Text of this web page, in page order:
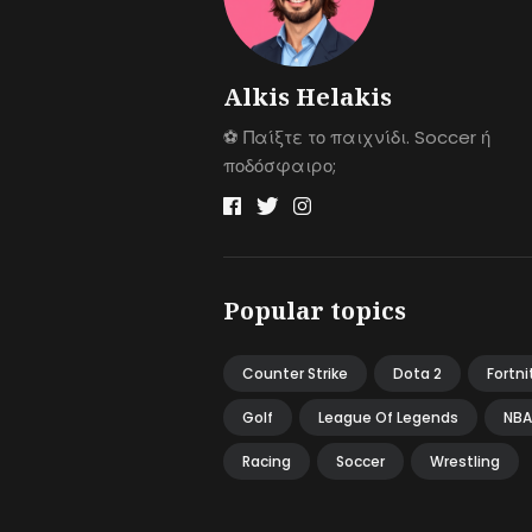
Alkis Helakis
⚽️ Παίξτε το παιχνίδι. Soccer ή
ποδόσφαιρο;
Popular topics
Counter Strike Dota 2
Golf League Of Legends NBA
Racing Soccer Wrestling